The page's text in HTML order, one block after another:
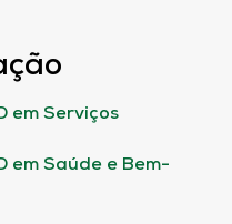
em Serviços
em Saúde e Bem-